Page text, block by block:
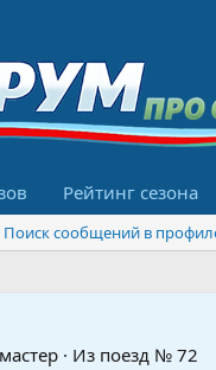
Рейтинг сезона
Поиск сообщений в
· Из поезд № 72